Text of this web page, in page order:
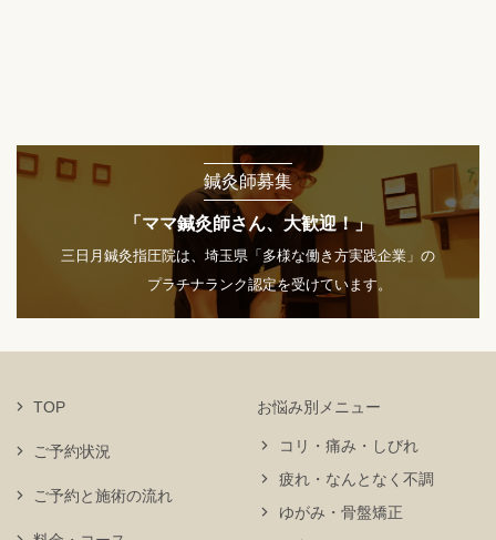
鍼灸師募集
「ママ鍼灸師さん、大歓迎！」
三日月鍼灸指圧院は、埼玉県「多様な働き方実践企業」の
プラチナランク認定を受けています。
TOP
ご予約状況
お悩み別メニュー
コリ・痛み・しびれ
疲れ・なんとなく不調
ゆがみ・骨盤矯正
ご予約と施術の流れ